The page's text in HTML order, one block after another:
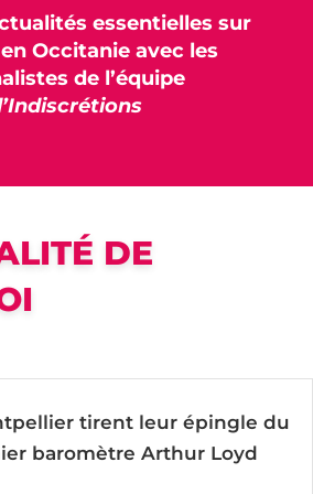
essentielles sur
Occitanie avec les
de l’équipe
DE
tirent leur épingle du
baromètre Arthur Loyd